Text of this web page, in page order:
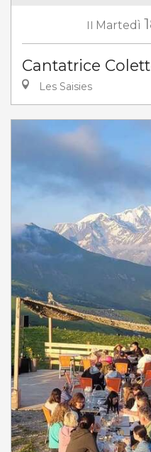
Il Martedì
Cantatrice
Les Saisies